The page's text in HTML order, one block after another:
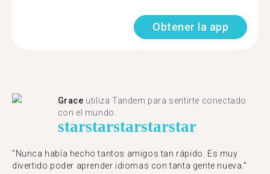
Obtener la app
Grace utiliza Tandem para sentirte conectado
con el mundo.
starstarstarstarstar
"Nunca había hecho tantos amigos tan rápido. Es muy
divertido poder aprender idiomas con tanta gente nueva."